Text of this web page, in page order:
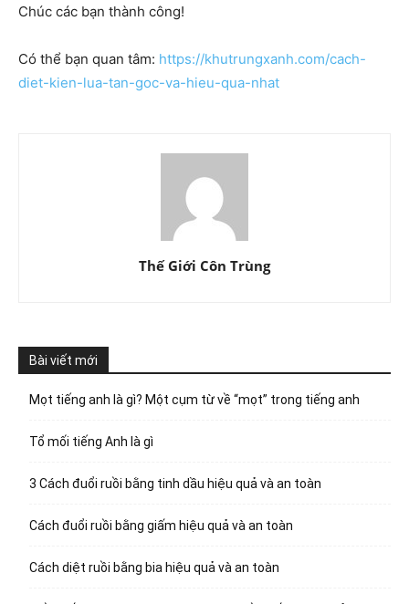
Chúc các bạn thành công!
Có thể bạn quan tâm: https://khutrungxanh.com/cach-
diet-kien-lua-tan-goc-va-hieu-qua-nhat
Thế Giới Côn Trùng
Bài viết mới
Mọt tiếng anh là gì? Một cụm từ về “mọt” trong tiếng anh
Tổ mối tiếng Anh là gì
3 Cách đuổi ruồi bằng tinh dầu hiệu quả và an toàn
Cách đuổi ruồi bằng giấm hiệu quả và an toàn
Cách diệt ruồi bằng bia hiệu quả và an toàn